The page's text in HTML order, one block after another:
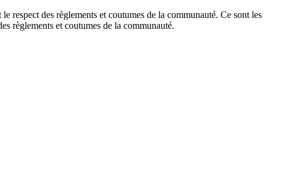
respect des règlements et coutumes de la communauté. Ce sont les
règlements et coutumes de la communauté.